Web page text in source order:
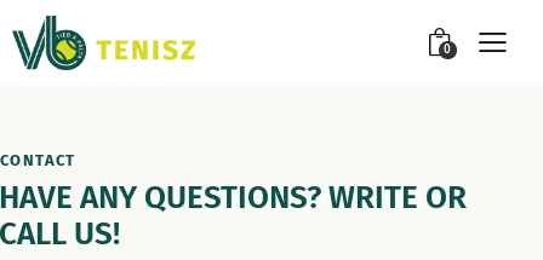
0
CONTACT
HAVE ANY QUESTIONS? WRITE OR
CALL US!